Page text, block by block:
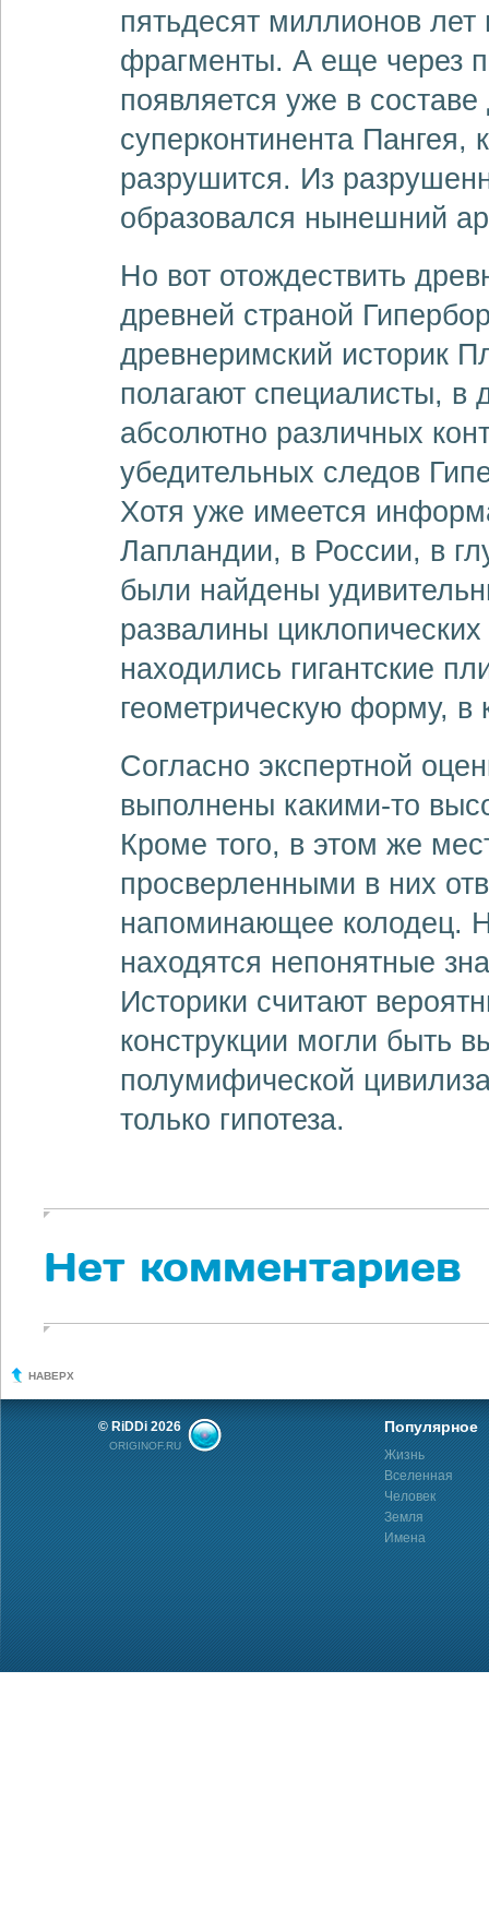
пятьдесят миллионов
фрагменты. А еще через
появляется уже в составе
суперконтинента Пангея,
разрушится. Из
образовался нынешний
Но вот отождествить
древней страной
древнеримский историк
полагают специалисты, в
абсолютно различных
убедительных следов
Хотя уже имеется
Лапландии, в России, в
были найдены
развалины
находились гигантские
геометрическую форму,
Согласно экспертной
выполнены какими-то
Кроме того, в этом же
просверленными в них
напоминающее колодец.
находятся непонятные
Историки считают
конструкции могли быть
полумифической
только гипотеза.
Нет комментариев
НАВЕРХ
© RiDDi 2026
ORIGINOF.RU
Популярное
Жизнь
Вселенная
Человек
Земля
Имена